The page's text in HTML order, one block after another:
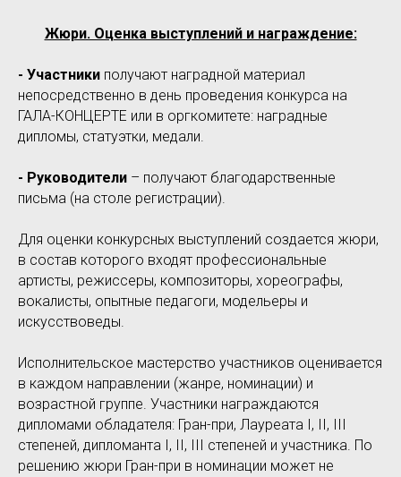
Жюри. Оценка выступлений и награждение:
- Участники получают наградной материал
непосредственно в день проведения конкурса на
ГАЛА-КОНЦЕРТЕ или в оргкомитете: наградные
дипломы, статуэтки, медали.
- Руководители – получают благодарственные
письма (на столе регистрации).
Для оценки конкурсных выступлений создается жюри,
в состав которого входят профессиональные
артисты, режиссеры, композиторы, хореографы,
вокалисты, опытные педагоги, модельеры и
искусствоведы.
Исполнительское мастерство участников оценивается
в каждом направлении (жанре, номинации) и
возрастной группе. Участники награждаются
дипломами обладателя: Гран-при, Лауреата I, II, III
степеней, дипломанта I, II, III степеней и участника. По
решению жюри Гран-при в номинации может не